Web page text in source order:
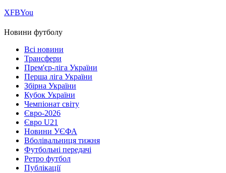
ХFBYou
Новини футболу
Всі новини
Трансфери
Прем'єр-ліга України
Перша ліга України
Збірна України
Кубок України
Чемпіонат світу
Євро-2026
Євро U21
Новини УЄФА
Вболівальниця тижня
Футбольні передачі
Ретро футбол
Публікації